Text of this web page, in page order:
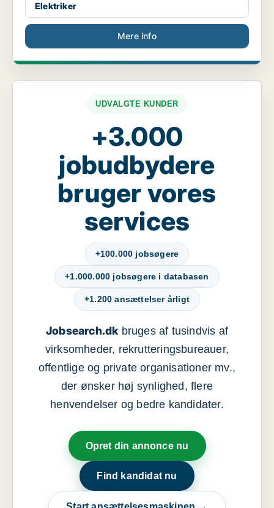
Elektriker
Mere info
UDVALGTE KUNDER
+3.000
jobudbydere
bruger vores
services
+100.000 jobsøgere
+1.000.000 jobsøgere i databasen
+1.200 ansættelser årligt
Jobsearch.dkbruges af tusindvis af
virksomheder, rekrutteringsbureauer,
offentlige og private organisationer mv.,
der ønsker høj synlighed, flere
henvendelser og bedre kandidater.
Opret din annonce nu
Find kandidat nu